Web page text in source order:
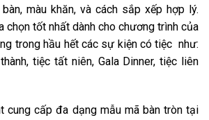
màu khăn, và cách sắp xếp hợp lý.
chọn tốt nhất dành cho chương trình của
trong hầu hết các sự kiện có tiệc như:
tiệc tất niên, Gala Dinner, tiệc liên
cung cấp đa dạng mẫu mã bàn tròn tại